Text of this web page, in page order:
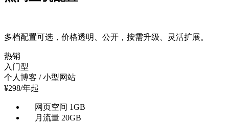
多档配置可选，价格透明、公开，按需升级、灵活扩展。
热销
入门型
个人博客 / 小型网站
¥298/年起
网页空间 1GB
月流量 20GB